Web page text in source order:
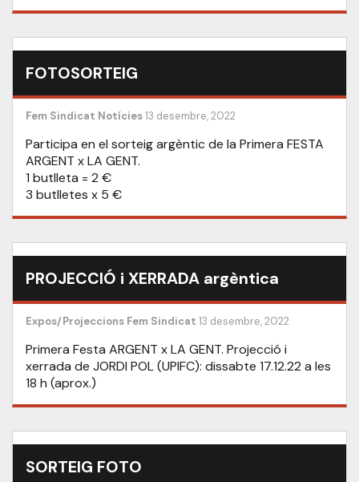
FOTOSORTEIG
Fem Sindicat Notícies13 desembre, 2022
Participa en el sorteig argèntic de la Primera FESTA
ARGENT x LA GENT.
1 butlleta = 2 €
3 butlletes x 5 €
PROJECCIÓ i XERRADA argèntica
Expos/Projeccions Fem Sindicat 13 desembre, 2022
Primera Festa ARGENT x LA GENT. Projecció i
xerrada de JORDI POL (UPIFC): dissabte 17.12.22 a les
18 h (aprox.)
SORTEIG FOTO